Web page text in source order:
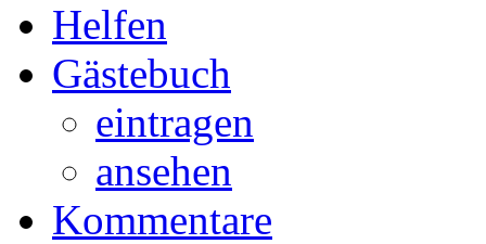
Helfen
Gästebuch
eintragen
ansehen
Kommentare